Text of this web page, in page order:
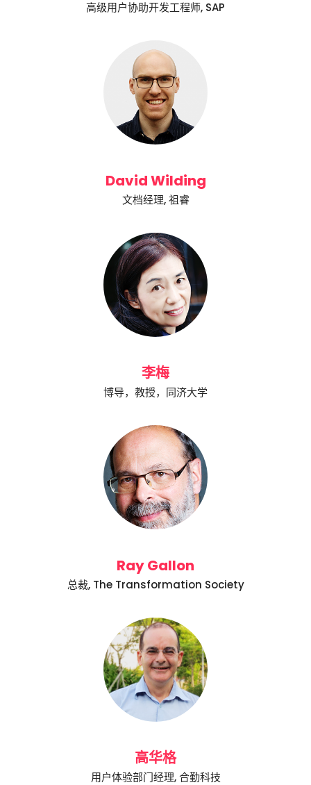
高级用户协助开发工程师, SAP
David Wilding
文档经理, 祖睿
李梅
博导，教授，同济大学
Ray Gallon
总裁, The Transformation Society
高华格
用户体验部门经理, 合勤科技